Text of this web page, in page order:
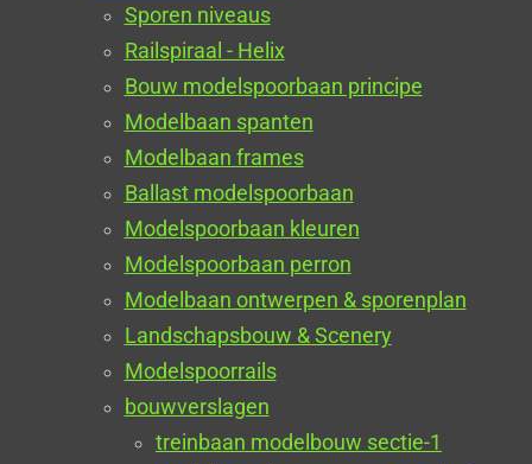
Sporen niveaus
Railspiraal - Helix
Bouw modelspoorbaan principe
Modelbaan spanten
Modelbaan frames
Ballast modelspoorbaan
Modelspoorbaan kleuren
Modelspoorbaan perron
Modelbaan ontwerpen & sporenplan
Landschapsbouw & Scenery
Modelspoorrails
bouwverslagen
treinbaan modelbouw sectie-1